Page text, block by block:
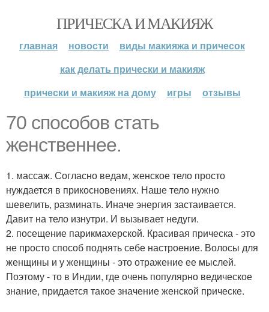
ПРИЧЕСКА И МАКИЯЖ
главная новости
виды макияжа и причесок
как делать прически и макияж
прически и макияж на дому
игры отзывы
70 способов стать
женственнее.
1. массаж. Согласно ведам, женское тело просто
нуждается в прикосновениях. Наше тело нужно
шевелить, разминать. Иначе энергия застаивается.
Давит на тело изнутри. И вызывает недуги.
2. посещение парикмахерской. Красивая прическа - это
не просто способ поднять себе настроение. Волосы для
женщины и у женщины - это отражение ее мыслей.
Поэтому - то в Индии, где очень популярно ведическое
знание, придается такое значение женской прическе.